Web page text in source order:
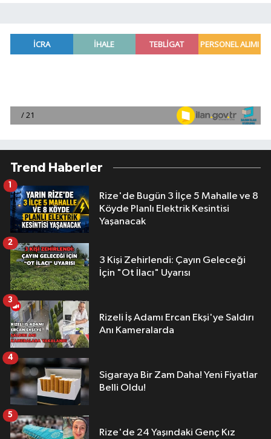
Trend Haberler
Rize'de Bugün 3 İlçe 5 Mahalle ve 8
Köyde Planlı Elektrik Kesintisi
Yaşanacak
1
3 Kişi Zehirlendi: Çayın Geleceği
İçin "Ot İlacı" Uyarısı
2
Rizeli İş Adamı Ercan Ekşi'ye Saldırı
Anı Kameralarda
3
Sigaraya Bir Zam Daha! Yeni Fiyatlar
Belli Oldu!
4
Rize'de 24 Yaşındaki Genç Kız
5